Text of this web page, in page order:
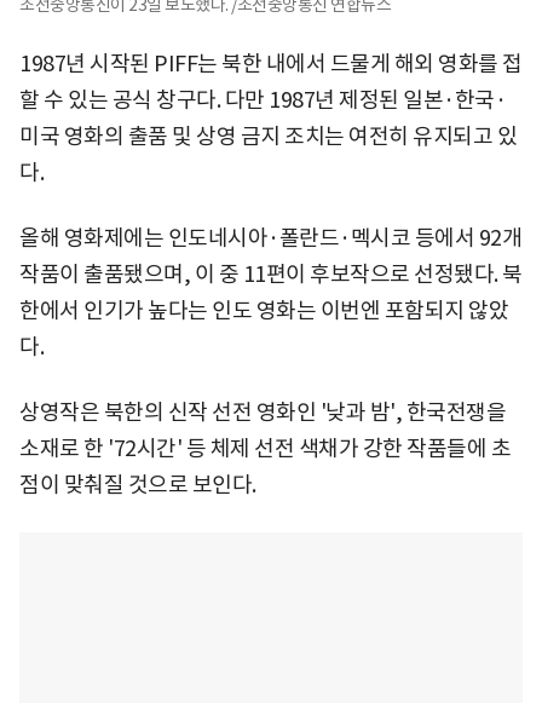
조선중앙통신이 23일 보도했다. /조선중앙통신 연합뉴스
1987년 시작된 PIFF는 북한 내에서 드물게 해외 영화를 접
할 수 있는 공식 창구다. 다만 1987년 제정된 일본·한국·
미국 영화의 출품 및 상영 금지 조치는 여전히 유지되고 있
다.
올해 영화제에는 인도네시아·폴란드·멕시코 등에서 92개
작품이 출품됐으며, 이 중 11편이 후보작으로 선정됐다. 북
한에서 인기가 높다는 인도 영화는 이번엔 포함되지 않았
다.
상영작은 북한의 신작 선전 영화인 '낮과 밤', 한국전쟁을
소재로 한 '72시간' 등 체제 선전 색채가 강한 작품들에 초
점이 맞춰질 것으로 보인다.